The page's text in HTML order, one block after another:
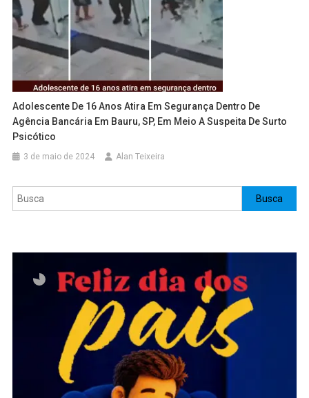
Adolescente De 16 Anos Atira Em Segurança Dentro De
Agência Bancária Em Bauru, SP, Em Meio A Suspeita De Surto
Psicótico
3 de maio de 2024 Alan Teixeira
Pesquisar Busca